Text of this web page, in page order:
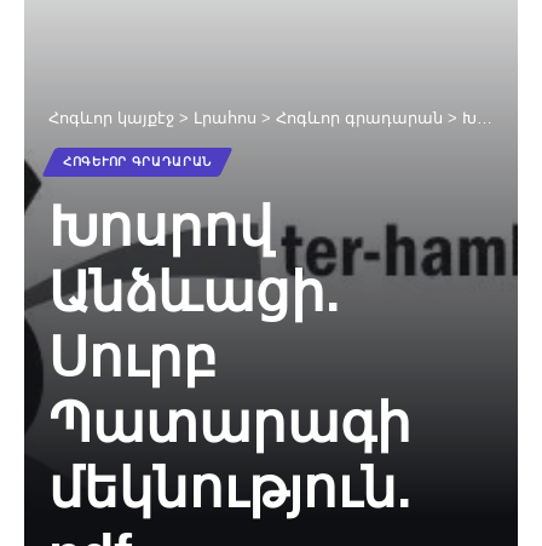
Հոգևոր կայքէջ > Լրահոս > Հոգևոր գրադարան > Խոսրով Անձևացի. Սուրբ Պատարագի մեկնություն. pdf
ՀՈԳԵՒՈՐ ԳՐԱԴԱՐԱՆ
Խոսրով
Անձևացի.
Սուրբ
Պատարագի
մեկնություն.